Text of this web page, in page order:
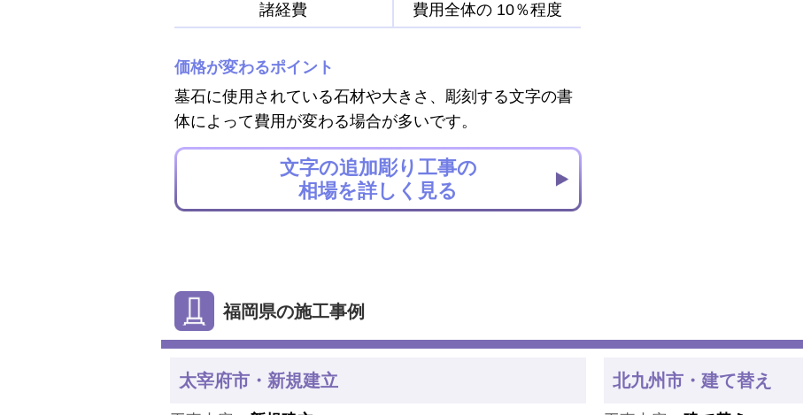
諸経費
費用全体の 10％程度
価格が変わるポイント
墓石に使用されている石材や大きさ、彫刻する文字の書
体によって費用が変わる場合が多いです。
文字の追加彫り工事の
相場を詳しく見る
福岡県の施工事例
太宰府市・新規建立 北九州市・建て替え